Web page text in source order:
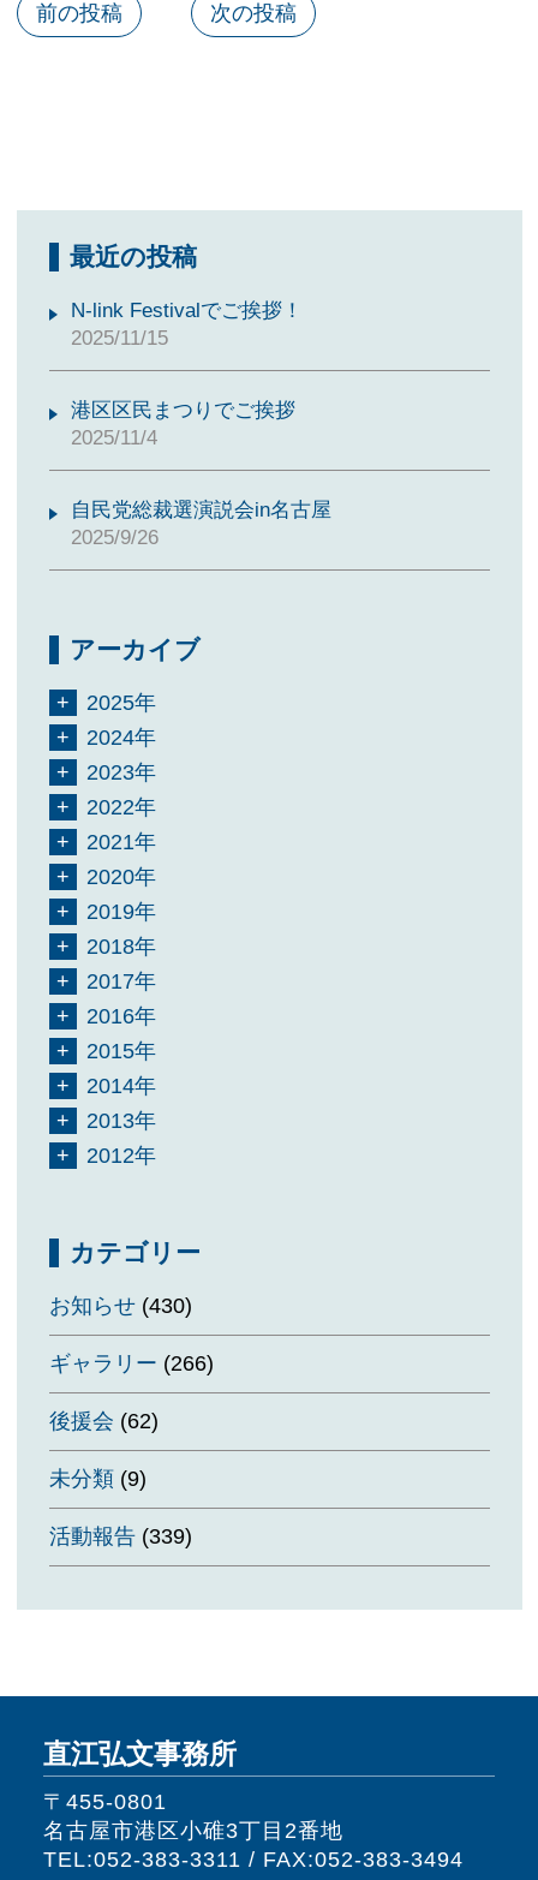
前の投稿 次の投稿
最近の投稿
N-link Festivalでご挨拶！
2025/11/15
港区区民まつりでご挨拶
2025/11/4
自民党総裁選演説会in名古屋
2025/9/26
アーカイブ
2025年
2024年
2023年
2022年
2021年
2020年
2019年
2018年
2017年
2016年
2015年
2014年
2013年
2012年
カテゴリー
お知らせ(430)
ギャラリー (266)
後援会 (62)
未分類(9)
活動報告(339)
直江弘文事務所
〒455-0801
名古屋市港区小碓3丁目2番地
TEL:052-383-3311 / FAX:052-383-3494